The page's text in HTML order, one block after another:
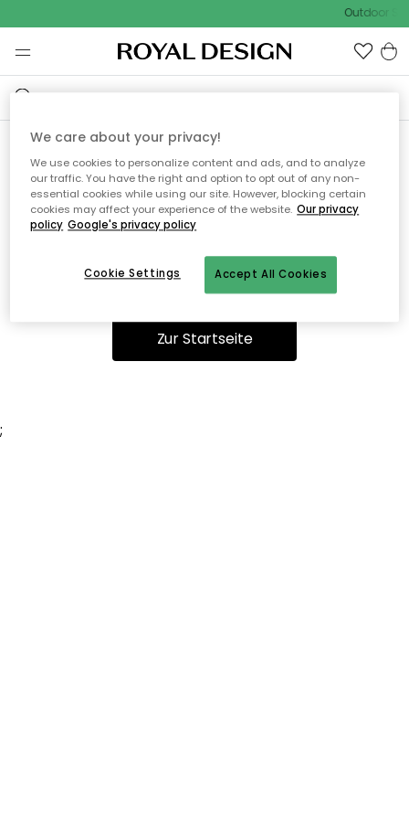
Outdoor
Ooops, die Seite wurde nicht
gefunden.
Sie können auf unserer Startseiteweiter navigieren.
Zur Startseite
;
We care about your privacy!
We use cookies to personalize content and ads, and to analyze
our traffic. You have the right and option to opt out of any non-
essential cookies while using our site. However, blocking certain
cookies may affect your experience of the website. Our privacy
policy Google's privacy policy
Accept All Cookies
Cookie Settings